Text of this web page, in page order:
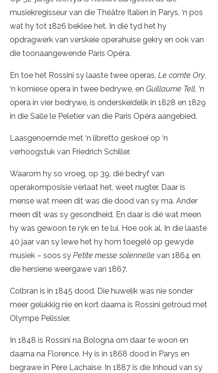
musiekregisseur van die Théâtre Italien in Parys, ‘n pos
wat hy tot 1826 beklee het. In dié tyd het hy
opdragwerk van verskeie operahuise gekry en ook van
die toonaangewende Paris Opéra.
En toe het Rossini sy laaste twee operas, Le comte Ory,
‘n komiese opera in twee bedrywe, en Guillaume Tell, ‘n
opera in vier bedrywe, is onderskeidelik in 1828 en 1829
in die Salle le Peletier van die Paris Opéra aangebied.
Laasgenoemde met ‘n libretto geskoei op ‘n
verhoogstuk van Friedrich Schiller.
Waarom hy so vroeg, op 39, dié bedryf van
operakomposisie verlaat het, weet nugter. Daar is
mense wat meen dit was die dood van sy ma. Ander
meen dit was sy gesondheid. En daar is dié wat meen
hy was gewoon te ryk en te lui. Hoe ook al. In die laaste
40 jaar van sy lewe het hy hom toegelê op gewyde
musiek – soos sy Petite messe solennelle van 1864 en
die hersiene weergawe van 1867.
Colbran is in 1845 dood. Die huwelik was nie sonder
meer gelukkig nie en kort daarna is Rossini getroud met
Olympe Pelissier.
In 1848 is Rossini na Bologna om daar te woon en
daarna na Florence. Hy is in 1868 dood in Parys en
begrawe in Père Lachaise. In 1887 is die Inhoud van sy